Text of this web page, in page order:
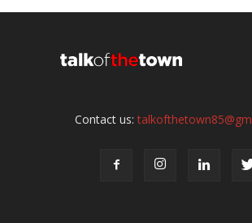
Contact us: